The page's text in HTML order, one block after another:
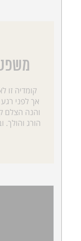
קומדיה זו
אך לפני
והנה הצלם
הורג